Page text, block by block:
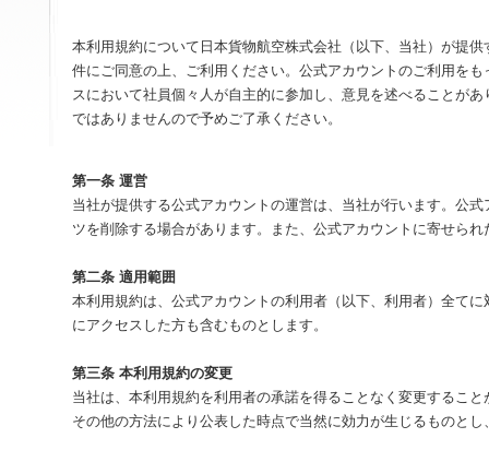
本利用規約について日本貨物航空株式会社（以下、当社）が提
件にご同意の上、ご利用ください。公式アカウントのご利用を
スにおいて社員個々人が自主的に参加し、意見を述べることが
ではありませんので予めご了承ください。
第一条 運営
当社が提供する公式アカウントの運営は、当社が行います。公
ツを削除する場合があります。また、公式アカウントに寄せら
第二条 適用範囲
本利用規約は、公式アカウントの利用者（以下、利用者）全て
にアクセスした方も含むものとします。
第三条 本利用規約の変更
当社は、本利用規約を利用者の承諾を得ることなく変更するこ
その他の方法により公表した時点で当然に効力が生じるものと